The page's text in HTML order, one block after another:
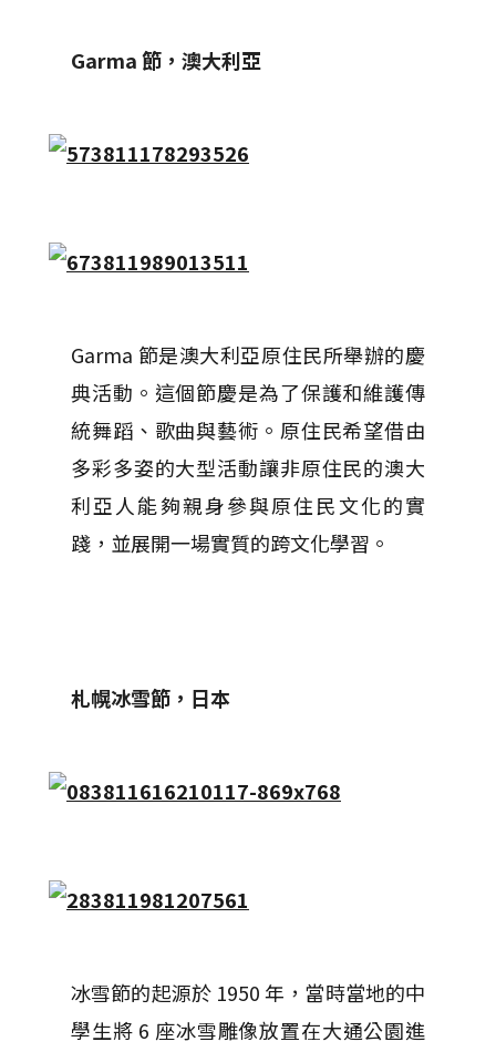
Garma 節，澳大利亞
Garma 節是澳大利亞原住民所舉辦的慶
典活動。這個節慶是為了保護和維護傳
統舞蹈、歌曲與藝術。原住民希望借由
多彩多姿的大型活動讓非原住民的澳大
利亞人能夠親身參與原住民文化的實
踐，並展開一場實質的跨文化學習。
札幌冰雪節，日本
冰雪節的起源於 1950 年，當時當地的中
學生將 6 座冰雪雕像放置在大通公園進